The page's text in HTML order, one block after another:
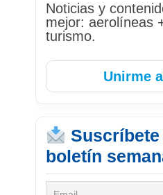
Noticias y
mejor: aerolíneas
turismo.
Unirme
boletín